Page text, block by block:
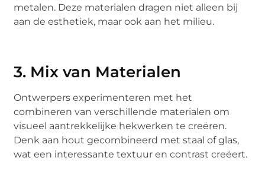
metalen. Deze materialen dragen niet alleen bij
aan de esthetiek, maar ook aan het milieu.
3. Mix van Materialen
Ontwerpers experimenteren met het
combineren van verschillende materialen om
visueel aantrekkelijke hekwerken te creëren.
Denk aan hout gecombineerd met staal of glas,
wat een interessante textuur en contrast creëert.